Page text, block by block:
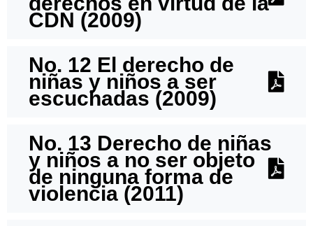
CDN (2009)
No. 12 El derecho de
niñas y niños a ser
escuchadas (2009)
No. 13 Derecho de niñas
y niños a no ser objeto
de ninguna forma de
violencia (2011)